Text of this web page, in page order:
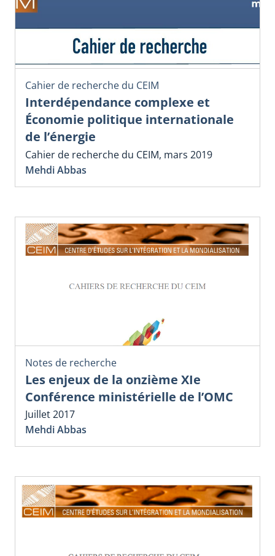
Cahier de recherche du CEIM
Interdépendance complexe et
Économie politique internationale
de l’énergie
Cahier de recherche du CEIM, mars 2019
Mehdi Abbas
Notes de recherche
Les enjeux de la onzième XIe
Conférence ministérielle de l’OMC
Juillet 2017
Mehdi Abbas